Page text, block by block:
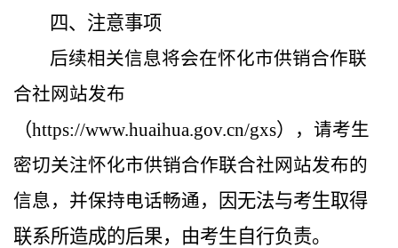
四、 注意事项
后续相关信息将会在怀化市供销合作联
合社网站发布
（https://www.huaihua.gov.cn/gxs）
，请考生
密切关注怀化市供销合作联合社网站发布的
信息，并保持电话畅通，
因无法与考生取得
联系所造成的后果，由考生自行负责。